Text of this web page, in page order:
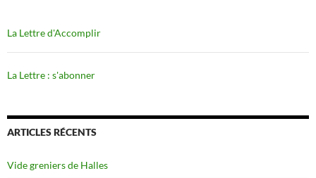
La Lettre d'Accomplir
La Lettre : s'abonner
ARTICLES RÉCENTS
Vide greniers de Halles